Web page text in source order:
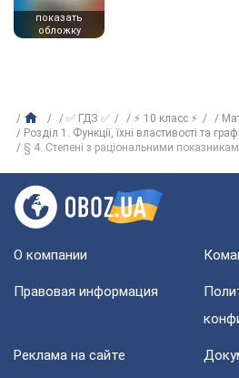
показать
обложку
✅ ГДЗ ✅ ⚡ 10 класс ⚡
Розділ 1. Функції, їхні властивості та
§ 4. Степені з раціональними
О компании
Правовая информация
Реклама на сайте